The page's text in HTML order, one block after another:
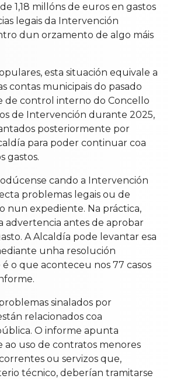
1,18 millóns de euros en gastos
legais da Intervención
dun orzamento de algo máis
esta situación equivale a
contas municipais do pasado
de control interno do Concello
de Intervención durante 2025,
posteriormente por
para poder continuar coa
gastos.
cando a Intervención
problemas legais ou de
nun expediente. Na práctica,
advertencia antes de aprobar
A Alcaldía pode levantar esa
unha resolución
o que aconteceu nos 77 casos
sinalados por
relacionados coa
O informe apunta
ao uso de contratos menores
ou servizos que,
técnico, deberían tramitarse